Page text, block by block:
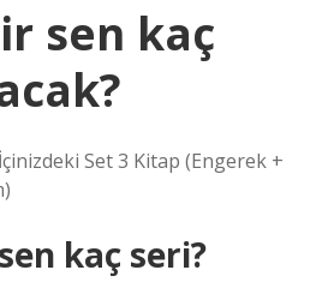
sen kaç
Set 3 Kitap (Engerek +
kaç seri?